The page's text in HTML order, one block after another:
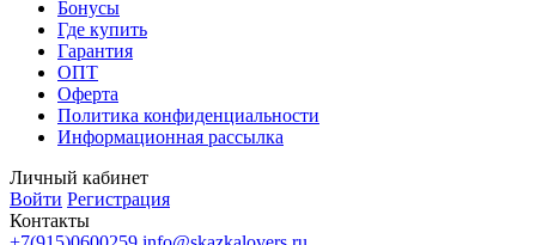
Бонусы
Где купить
Гарантия
ОПТ
Оферта
Политика конфиденциальности
Информационная рассылка
Личный кабинет
Войти Регистрация
Контакты